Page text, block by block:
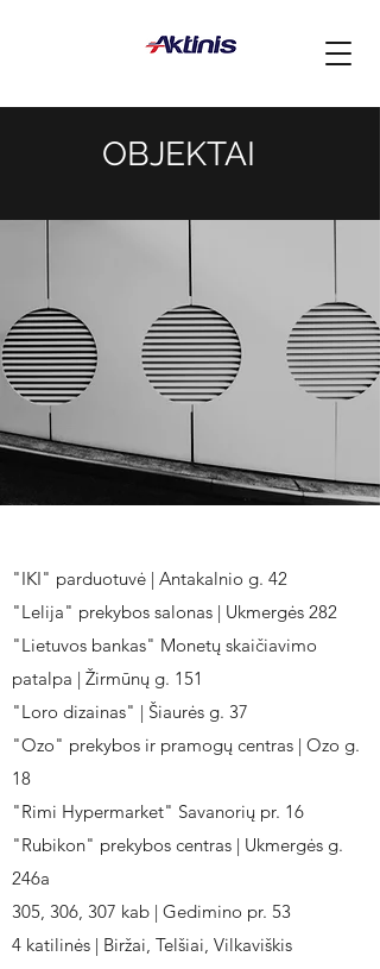
OBJEKTAI
"IKI" parduotuvė | Antakalnio g. 42
"Lelija" prekybos salonas | Ukmergės 282
"Lietuvos bankas" Monetų skaičiavimo
patalpa | Žirmūnų g. 151
"Loro dizainas" | Šiaurės g. 37
"Ozo" prekybos ir pramogų centras | Ozo g.
18
"Rimi Hypermarket" Savanorių pr. 16
"Rubikon" prekybos centras | Ukmergės g.
246a
305, 306, 307 kab | Gedimino pr. 53
4 katilinės | Biržai, Telšiai, Vilkaviškis